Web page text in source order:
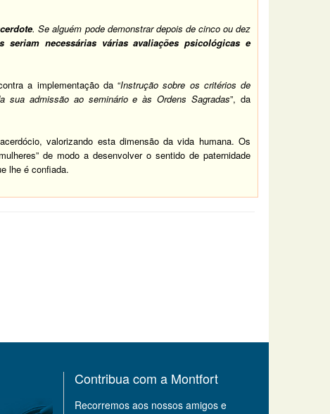
. Se alguém pode demonstrar depois de cinco ou dez
seriam necessárias várias avaliações psicológicas e
a implementação da “Instrução sobre os critérios de
sua admissão ao seminário e às Ordens Sagradas”, da
valorizando esta dimensão da vida humana. Os
de modo a desenvolver o sentido de paternidade
lhe é confiada.
Contribua com a Montfort
Recorremos aos nossos amigos e